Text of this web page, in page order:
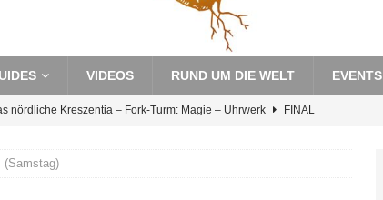
VIDEOS RUND UM DIE WELT EVENTS
nördliche Kreszentia – Fork-Turm: Magie – Uhrwerk FINAL
nördliche Kreszentia – Fork-Turm: Magie – Boss 3: Nekrophobia
(Samstag)